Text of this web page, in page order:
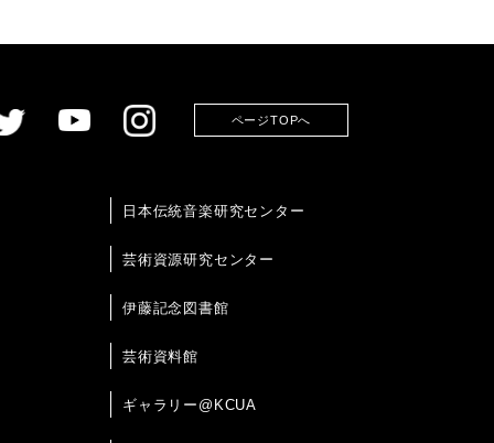
ページTOPへ
日本伝統音楽研究センター
芸術資源研究センター
伊藤記念図書館
芸術資料館
ギャラリー@KCUA